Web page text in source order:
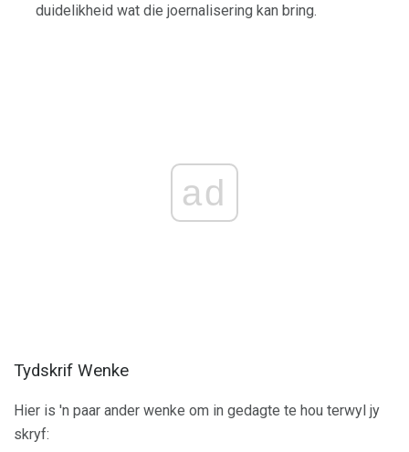
duidelikheid wat die joernalisering kan bring.
ad
Tydskrif Wenke
Hier is 'n paar ander wenke om in gedagte te hou terwyl jy
skryf: